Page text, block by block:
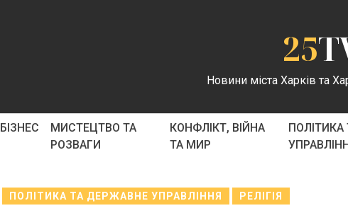
25
Новини міста Харків та
БІЗНЕС
МИСТЕЦТВО ТА
РОЗВАГИ
КОНФЛІКТ, ВІЙНА
ТА МИР
ПОЛІТИКА ТА ДЕРЖАВНЕ УПРАВЛІННЯ РЕЛІГІЯ